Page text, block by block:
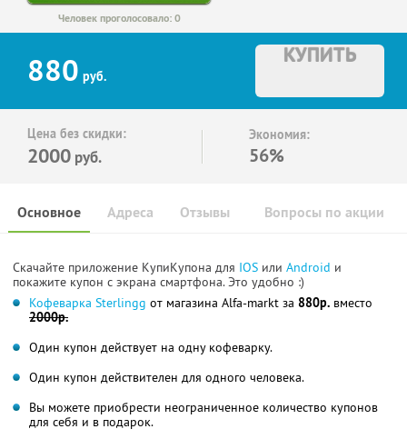
Человек проголосовало: 0
880 руб.
КУПИТЬ
Цена без скидки:
2000 руб.
Экономия:
56%
Основное Отзывы Вопросы по акции
Адреса
Скачайте приложение КупиКупона для IOS или Android и
покажите купон с экрана смартфона. Это удобно :)
Кофеварка Sterlingg от магазина Alfa-markt за 880р. вместо
2000р.
Один купон действует на одну кофеварку.
Один купон действителен для одного человека.
Вы можете приобрести неограниченное количество купонов
для себя и в подарок.